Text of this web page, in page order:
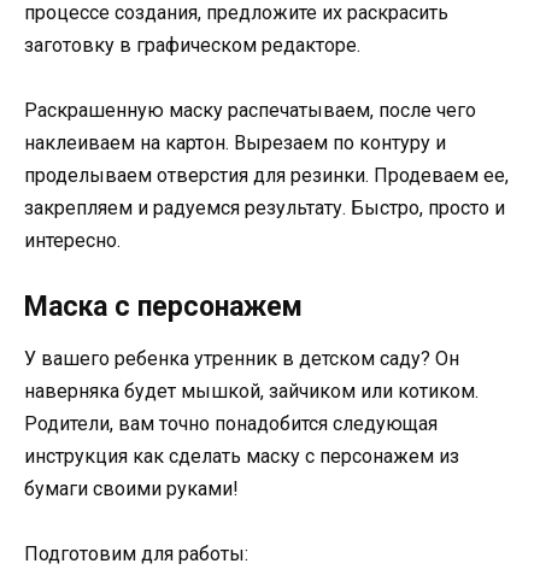
процессе создания, предложите их раскрасить
заготовку в графическом редакторе.
Раскрашенную маску распечатываем, после чего
наклеиваем на картон. Вырезаем по контуру и
проделываем отверстия для резинки. Продеваем ее,
закрепляем и радуемся результату. Быстро, просто и
интересно.
Маска с персонажем
У вашего ребенка утренник в детском саду? Он
наверняка будет мышкой, зайчиком или котиком.
Родители, вам точно понадобится следующая
инструкция как сделать маску с персонажем из
бумаги своими руками!
Подготовим для работы: